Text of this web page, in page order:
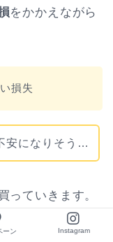
をかかえながら
損失
安になりそう…
っていきます。
も増えていきま
ーン Instagram